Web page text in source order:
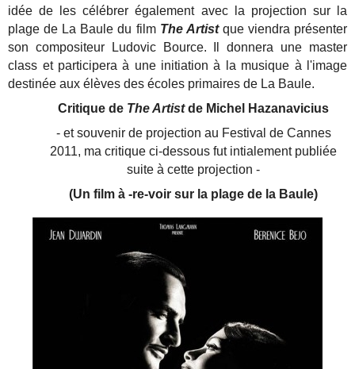
idée de les célébrer également avec la projection sur la
plage de La Baule du film The Artistque viendra présenter
son compositeur Ludovic Bource. Il donnera une master
class et participera à une initiation à la musique à l'image
destinée aux élèves des écoles primaires de La Baule.
Critique de The Artistde Michel Hazanavicius
- et souvenir de projection au Festival de Cannes
2011, ma critique ci-dessous fut intialement publiée
suite à cette projection -
(Un film à -re-voir sur la plage de la Baule)